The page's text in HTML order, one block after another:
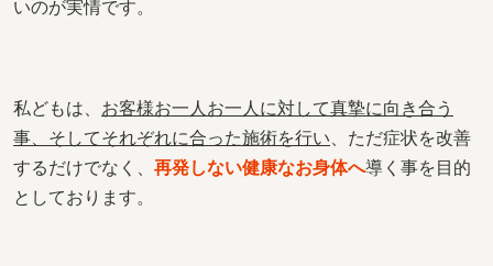
いのが実情です。
私どもは、 お客様お一人お一人に対して真摯に向き合う
事、そしてそれぞれに合った施術を行い、ただ症状を改善
するだけでなく、 再発しない健康なお身体へ導く事を目的
としております。